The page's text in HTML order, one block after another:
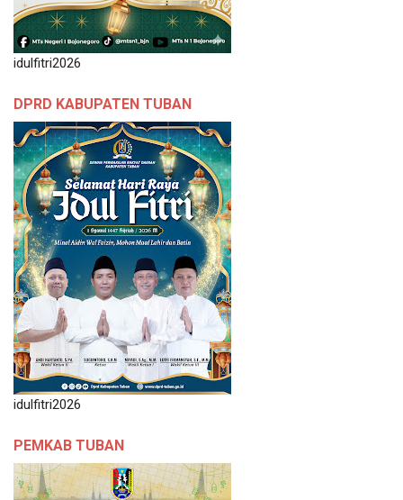
idulfitri2026
DPRD KABUPATEN TUBAN
idulfitri2026
PEMKAB TUBAN